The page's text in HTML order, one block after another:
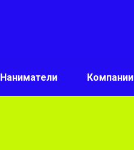
Наниматели Компании